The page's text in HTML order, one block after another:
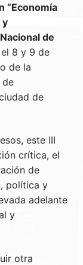
“Economía
y
de
8 y 9 de
de la
de
de
este III
crítica, el
de
política y
adelante
y
otra